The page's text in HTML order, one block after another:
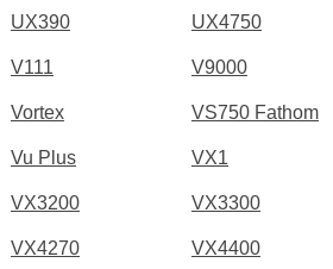
UX390 UX4750
V111 V9000
Vortex VS750 Fathom
Vu Plus VX1
VX3200 VX3300
VX4270 VX4400